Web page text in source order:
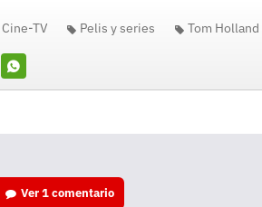
Whatsapp
Cine-TV Pelis y series Tom Holland
Ver1 comentario